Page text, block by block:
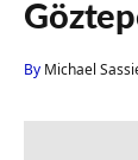
By Michael